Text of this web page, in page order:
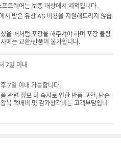
트웨어는 보증 대상에서 제외됩니다.
서 받은 유상 AS 비용을 지원해드리지 않습
을 때처럼 포장을 해주셔야 하며 포장 불량
에는 교환/반품이 불가합니다.
7일 이내
7일 이내 가능합니다.
관련 정보 미 숙지로 인한 반품 교환, 단순
복 택배비 및 감가상각비는 고객부담입니